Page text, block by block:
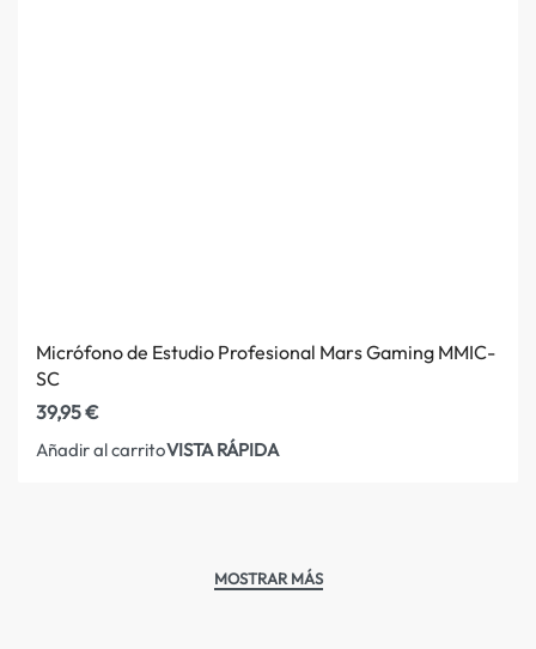
Micrófono de Estudio Profesional Mars Gaming MMIC-
SC
39,95€
Añadir al carritoVISTA RÁPIDA